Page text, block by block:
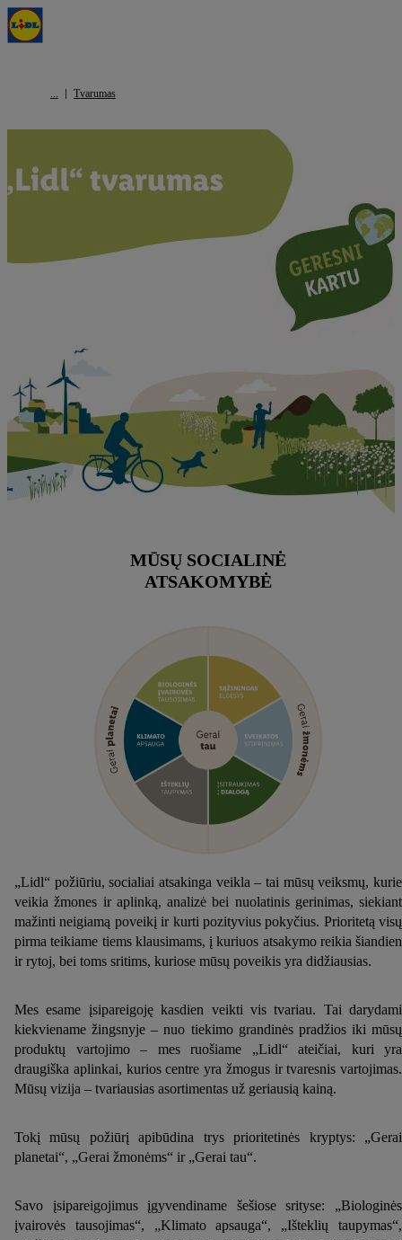
Tvarumas
MŪSŲ SOCIALINĖ
ATSAKOMYBĖ
„Lidl“ požiūriu, socialiai atsakinga veikla – tai mūsų veiksmų, kurie
veikia žmones ir aplinką, analizė bei nuolatinis gerinimas, siekiant
mažinti neigiamą poveikį ir kurti pozityvius pokyčius. Prioritetą visų
pirma teikiame tiems klausimams, į kuriuos atsakymo reikia šiandien
ir rytoj, bei toms sritims, kuriose mūsų poveikis yra didžiausias.
Mes esame įsipareigoję kasdien veikti vis tvariau. Tai darydami
kiekviename žingsnyje – nuo tiekimo grandinės pradžios iki mūsų
produktų vartojimo – mes ruošiame „Lidl“ ateičiai, kuri yra
draugiška aplinkai, kurios centre yra žmogus ir tvaresnis vartojimas.
Mūsų vizija – tvariausias asortimentas už geriausią kainą.
Tokį mūsų požiūrį apibūdina trys prioritetinės kryptys: „Gerai
planetai“, „Gerai žmonėms“ ir „Gerai tau“.
Savo įsipareigojimus įgyvendiname šešiose srityse: „Biologinės
įvairovės tausojimas“, „Klimato apsauga“, „Išteklių taupymas“,